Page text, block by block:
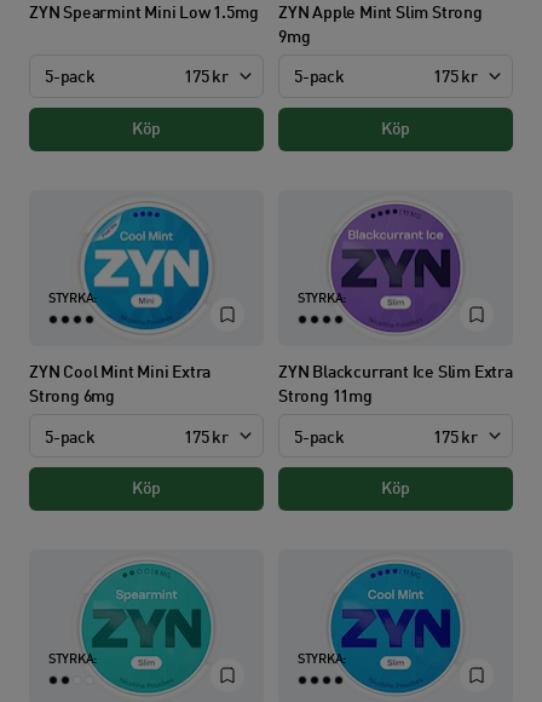
ZYN Spearmint Mini Low 1.5mg
5-pack 175 kr
Köp
ZYN Apple Mint Slim Strong
9mg
5-pack 175 kr
Köp
STYRKA:
ZYN Cool Mint Mini Extra
Strong 6mg
5-pack 175 kr
Köp
STYRKA:
ZYN Blackcurrant Ice Slim Extra
Strong 11mg
5-pack 175 kr
Köp
STYRKA: STYRKA: